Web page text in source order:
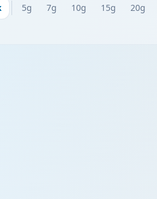
5g 7g 10g 15g 20g